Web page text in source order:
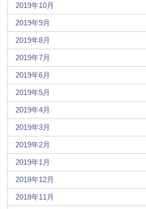
2019年10月
2019年9月
2019年8月
2019年7月
2019年6月
2019年5月
2019年4月
2019年3月
2019年2月
2019年1月
2018年12月
2018年11月